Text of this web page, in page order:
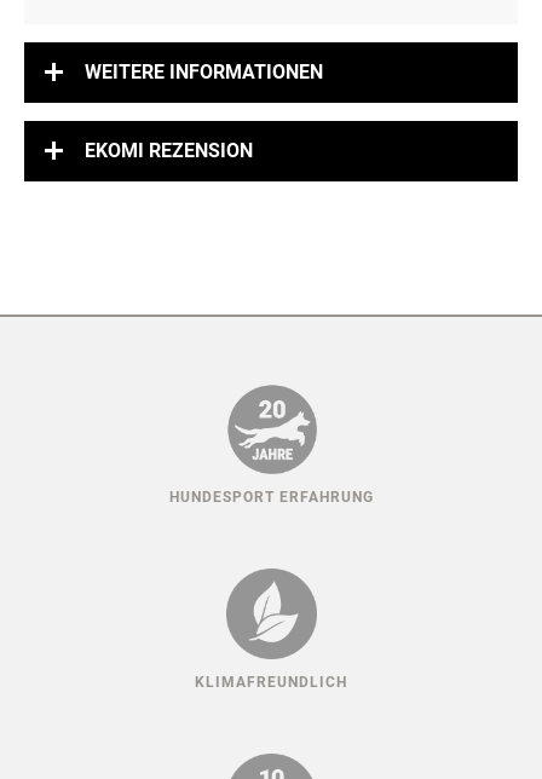
WEITERE INFORMATIONEN
EKOMI REZENSION
HUNDESPORT ERFAHRUNG
KLIMAFREUNDLICH